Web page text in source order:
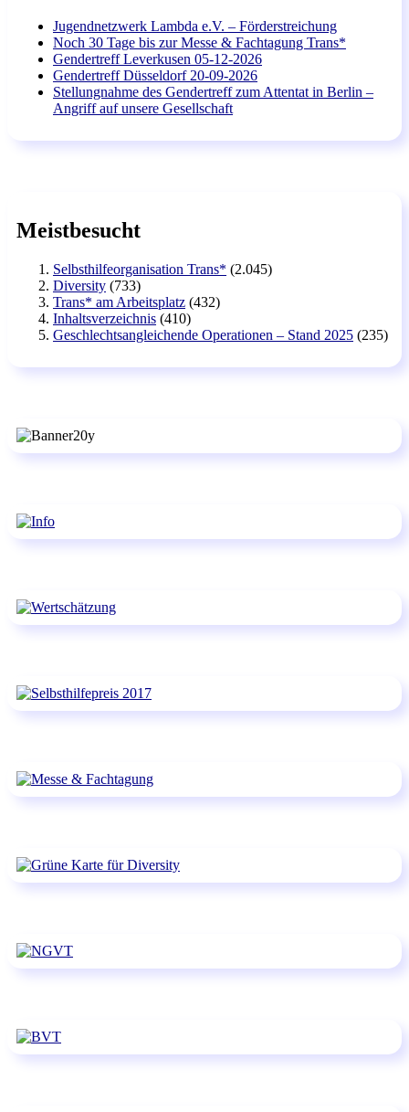
Jugendnetzwerk Lambda e.V. – Förderstreichung
Noch 30 Tage bis zur Messe & Fachtagung Trans*
Gendertreff Leverkusen 05-12-2026
Gendertreff Düsseldorf 20-09-2026
Stellungnahme des Gendertreff zum Attentat in Berlin –
Angriff auf unsere Gesellschaft
Meistbesucht
Selbsthilfeorganisation Trans* (2.045)
Diversity (733)
Trans* am Arbeitsplatz (432)
Inhaltsverzeichnis (410)
Geschlechtsangleichende Operationen – Stand 2025 (235)